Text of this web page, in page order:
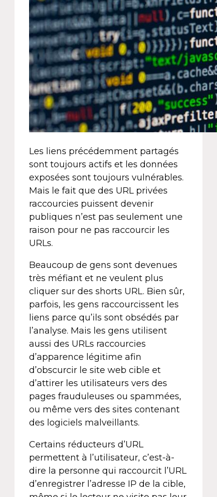
Les liens précédemment partagés
sont toujours actifs et les données
exposées sont toujours vulnérables.
Mais le fait que des URL privées
raccourcies puissent devenir
publiques n’est pas seulement une
raison pour ne pas raccourcir les
URLs.
Beaucoup de gens sont devenues
très méfiant et ne veulent plus
cliquer sur des shorts URL. Bien sûr,
parfois, les gens raccourcissent les
liens parce qu’ils sont obsédés par
l’analyse. Mais les gens utilisent
aussi des URLs raccourcies
d’apparence légitime afin
d’obscurcir le site web cible et
d’attirer les utilisateurs vers des
pages frauduleuses ou spammées,
ou même vers des sites contenant
des logiciels malveillants.
Certains réducteurs d’URL
permettent à l’utilisateur, c’est-à-
dire la personne qui raccourcit l’URL
d’enregistrer l’adresse IP de la cible,